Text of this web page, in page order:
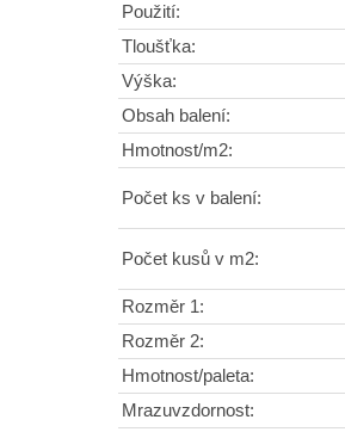
Použití:
Tloušťka:
Výška:
Obsah balení:
Hmotnost/m2:
Počet ks v balení:
Počet kusů v m2:
Rozměr 1:
Rozměr 2:
Hmotnost/paleta:
Mrazuvzdornost: